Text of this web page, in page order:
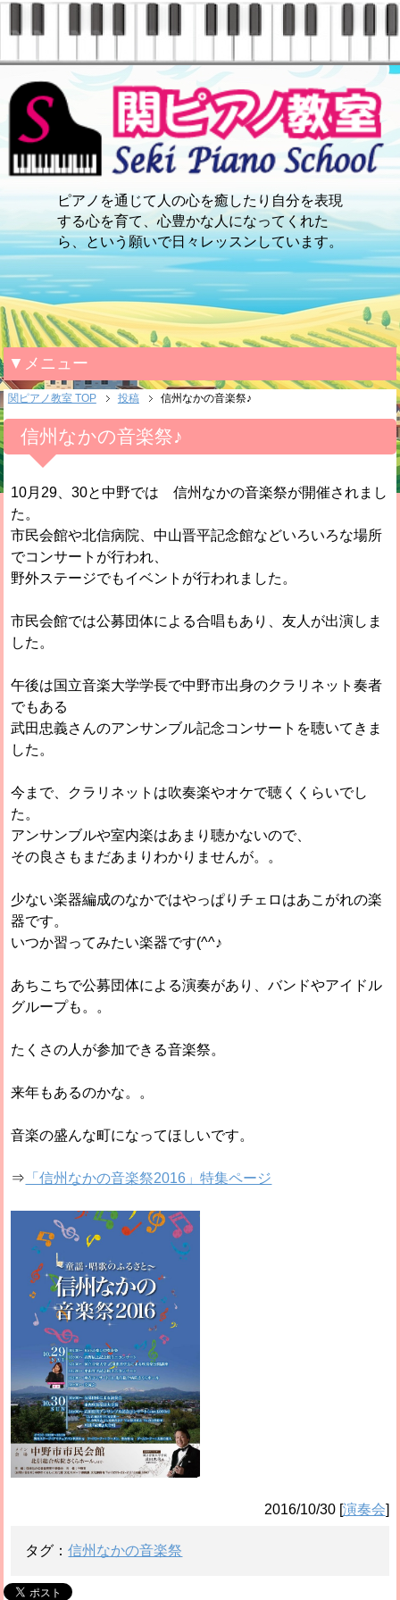
ピアノを通じて人の心を癒したり自分を表現
する心を育て、心豊かな人になってくれた
ら、という願いで日々レッスンしています。
▼メニュー
関ピアノ教室 TOP 投稿 信州なかの音楽祭♪
信州なかの音楽祭♪
10月29、30と中野では 信州なかの音楽祭が開催されまし
た。
市民会館や北信病院、中山晋平記念館などいろいろな場所
でコンサートが行われ、
野外ステージでもイベントが行われました。
市民会館では公募団体による合唱もあり、友人が出演しま
した。
午後は国立音楽大学学長で中野市出身のクラリネット奏者
でもある
武田忠義さんのアンサンブル記念コンサートを聴いてきま
した。
今まで、クラリネットは吹奏楽やオケで聴くくらいでし
た。
アンサンブルや室内楽はあまり聴かないので、
その良さもまだあまりわかりませんが。。
少ない楽器編成のなかではやっぱりチェロはあこがれの楽
器です。
いつか習ってみたい楽器です(^^♪
あちこちで公募団体による演奏があり、バンドやアイドル
グループも。。
たくさの人が参加できる音楽祭。
来年もあるのかな。。
音楽の盛んな町になってほしいです。
⇒ 「信州なかの音楽祭2016」特集ページ
2016/10/30[演奏会]
タグ：信州なかの音楽祭